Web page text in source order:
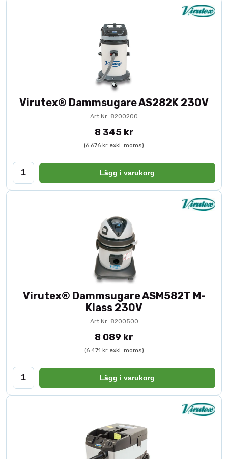
Virutex® Dammsugare AS282K 230V
Art.Nr: 8200200
8 345 kr
(6 676 kr exkl. moms)
Lägg i varukorg
Virutex® Dammsugare ASM582T M-
Klass 230V
Art.Nr: 8200500
8 089 kr
(6 471 kr exkl. moms)
Lägg i varukorg